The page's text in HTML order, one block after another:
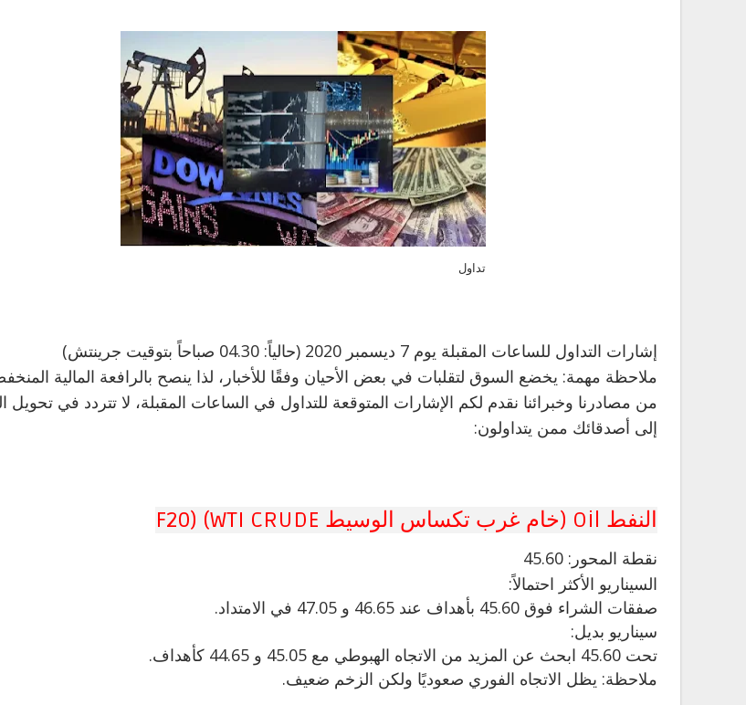
تداول
إشارات التداول للساعات المقبلة يوم 7 ديسمبر 2020 (حالياً: 04.30 صباحاً بتوقيت جرينتش)
ملاحظة مهمة: يخضع السوق لتقلبات في بعض الأحيان وفقًا للأخبار، لذا ينصح بالرافعة المالية
من مصادرنا وخبرائنا نقدم لكم الإشارات المتوقعة للتداول في الساعات المقبلة، لا تتردد في تحويل
إلى أصدقائك ممن يتداولون:
النفط Oil (خام غرب تكساس الوسيط WTI CRUDE) (F20
نقطة المحور: 45.60
السيناريو الأكثر احتمالاً:
صفقات الشراء فوق 45.60 بأهداف عند 46.65 و 47.05 في الامتداد.
سيناريو بديل:
تحت 45.60 ابحث عن المزيد من الاتجاه الهبوطي مع 45.05 و 44.65 كأهداف.
ملاحظة: يظل الاتجاه الفوري صعوديًا ولكن الزخم ضعيف.